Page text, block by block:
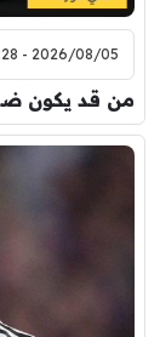
2026/08/05 - 20:28
من قد يكون